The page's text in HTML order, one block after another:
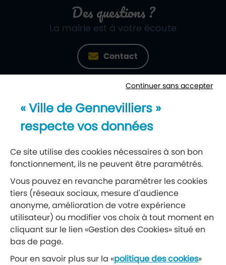
Des questions ?
La mairie est à votre écoute
Contact
Newsletter
Réseaux sociaux
Suivez-nous
Retrouvez nous sur Facebook
Continuer sans accepter
« Ville de Gennevilliers »
respecte vos données
Ce site utilise des cookies nécessaires à son bon
fonctionnement, ils ne peuvent être paramétrés.
Vous pouvez en revanche paramétrer les cookies
tiers (réseaux sociaux, mesure d'audience
anonyme, amélioration de votre expérience
utilisateur) ou modifier vos choix à tout moment en
cliquant sur le lien «Gestion des Cookies» situé en
bas de page.
Pour en savoir plus sur la «politique des cookies»